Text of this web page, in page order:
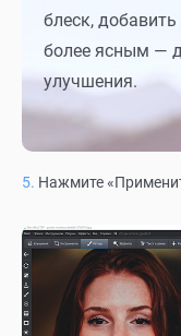
блеск, добавить
более ясным —
улучшения.
Нажмите